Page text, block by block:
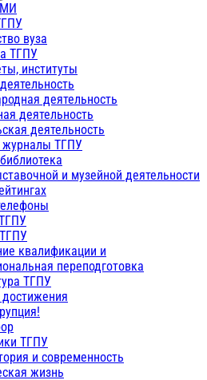
вуза
ТГПУ
институты
деятельность
деятельность
деятельность
журналы ТГПУ
и музейной деятельности
квалификации и
переподготовка
ТГПУ
ТГПУ
и современность
жизнь